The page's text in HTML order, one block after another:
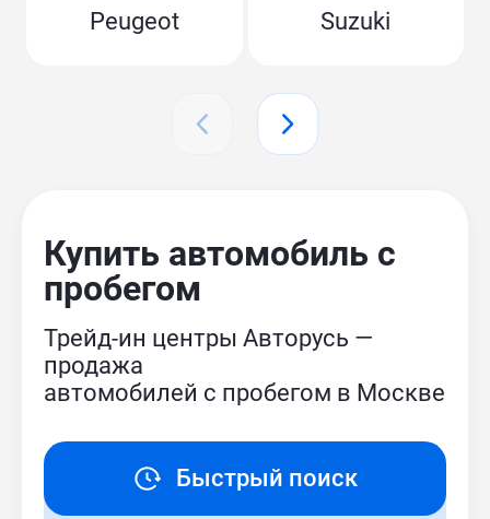
Peugeot Suzuki
Купить автомобиль с
пробегом
Трейд-ин центры Авторусь —
продажа
автомобилей с пробегом в Москве
Быстрый поиск